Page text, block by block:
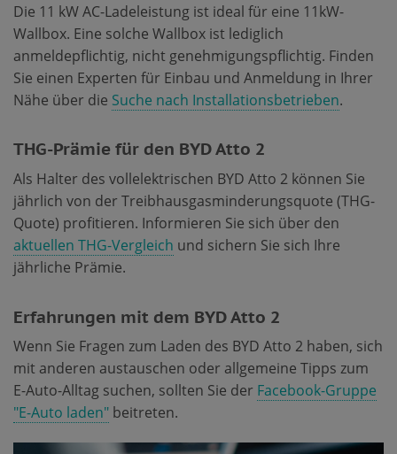
Die 11 kW AC-Ladeleistung ist ideal für eine 11kW-
Wallbox. Eine solche Wallbox ist lediglich
anmeldepflichtig, nicht genehmigungspflichtig. Finden
Sie einen Experten für Einbau und Anmeldung in Ihrer
Nähe über die Suche nach Installationsbetrieben.
THG-Prämie für den BYD Atto 2
Als Halter des vollelektrischen BYD Atto 2 können Sie
jährlich von der Treibhausgasminderungsquote (THG-
Quote) profitieren. Informieren Sie sich über den
aktuellen THG-Vergleich und sichern Sie sich Ihre
jährliche Prämie.
Erfahrungen mit dem BYD Atto 2
Wenn Sie Fragen zum Laden des BYD Atto 2 haben, sich
mit anderen austauschen oder allgemeine Tipps zum
E-Auto-Alltag suchen, sollten Sie der Facebook-Gruppe
"E-Auto laden" beitreten.